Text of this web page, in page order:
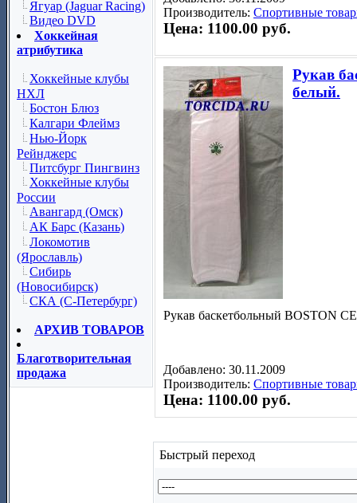
Ягуар (Jaguar Racing)
Видео DVD
Хоккейная
атрибутика
Хоккейные клубы
НХЛ
Бостон Блюз
Калгари Флеймз
Нью-Йорк
Рейнджерс
Питсбург Пингвинз
Хоккейные клубы
России
Авангард (Омск)
АК Барс (Казань)
Локомотив
(Ярославль)
Сибирь
(Новосибирск)
СКА (С-Петербург)
АРХИВ ТОВАРОВ
Благотворительная
продажа
Производитель: Спортивные
Цена: 1100.00 руб.
Рукав
белый.
Рукав баскетбольный BOSTON
Добавлено: 30.11.2009
Производитель: Спортивные
Цена: 1100.00 руб.
Быстрый переход